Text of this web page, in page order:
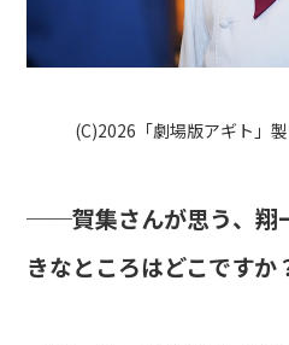
(C)2026「劇場版アギト」
──賀集さんが思う、翔
きなところはどこですか